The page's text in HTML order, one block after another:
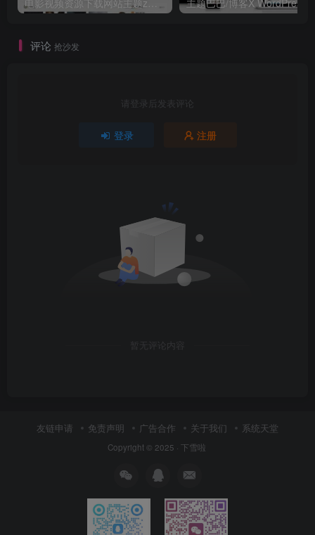
评论 抢沙发
请登录后发表评论
登录 注册
暂无评论内容
友链申请 免责声明 广告合作 关于我们 系统天堂
Copyright © 2025 · 下雪啦